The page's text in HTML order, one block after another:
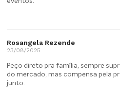
Rosangela Rezende
23/08/2025
Peço direto pra família, sempre
do mercado, mas compensa pela
junto.